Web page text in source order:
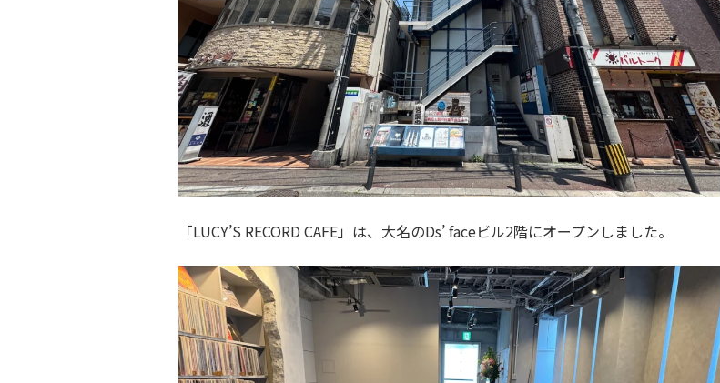
「LUCY’S RECORD CAFE」は、大名のDs’ faceビル2階にオープンしました。